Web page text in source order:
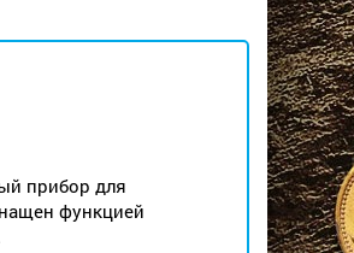
прибор для
функцией